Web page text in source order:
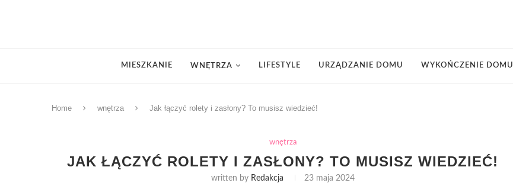
MIESZKANIE WNĘTRZA LIFESTYLE URZĄDZANIE DOMU WYKOŃCZENIE DOMU
Home wnętrza Jak łączyć rolety i zasłony? To musisz wiedzieć!
wnętrza
JAK ŁĄCZYĆ ROLETY I ZASŁONY? TO MUSISZ WIEDZIEĆ!
written by Redakcja 23 maja 2024